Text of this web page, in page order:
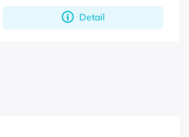
Detail